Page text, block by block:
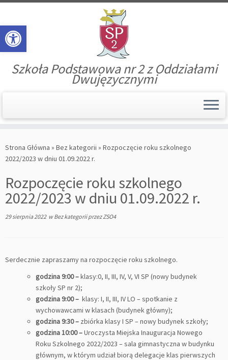
Open toolbar
to
content
Szkoła Podstawowa nr 2 z Oddziałami
Dwujęzycznymi
Strona Główna » Bez kategorii » Rozpoczęcie roku szkolnego
2022/2023 w dniu 01.09.2022 r.
Rozpoczęcie roku szkolnego
2022/2023 w dniu 01.09.2022 r.
29 sierpnia 2022wBez kategoriiprzezZSO4
Serdecznie zapraszamy na rozpoczęcie roku szkolnego.
godzina 9:00 –klasy:0, II, III, IV, V, VI SP (nowy budynek
szkoły SP nr 2);
godzina 9:00 – klasy: I, II, III, IV LO – spotkanie z
wychowawcami w klasach (budynek główny);
godzina 9:30 – zbiórka klasy I SP – nowy budynek szkoły;
godzina 10:00 –Uroczysta Miejska Inauguracja Nowego
Roku Szkolnego 2022/2023 – sala gimnastyczna w budynku
głównym, w którym udział biorą delegacje klas pierwszych